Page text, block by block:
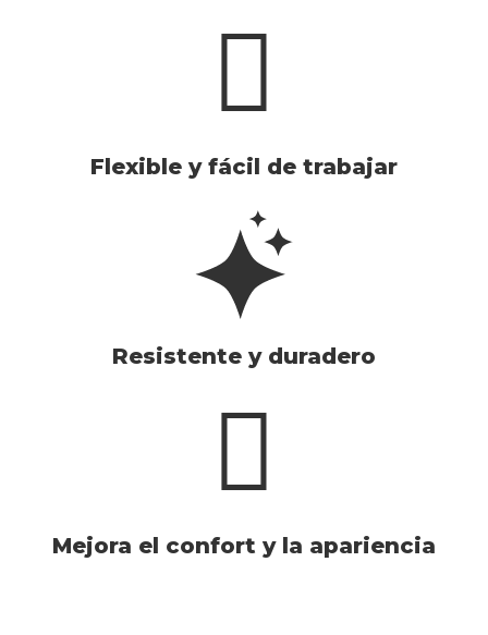
Flexible y fácil de trabajar
Resistente y duradero
Mejora el confort y la apariencia